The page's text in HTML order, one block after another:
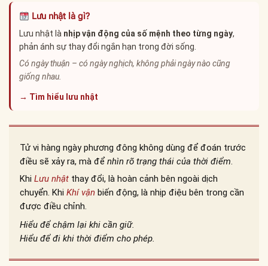
Lưu nhật là gì?
Lưu nhật là nhịp vận động của số mệnh theo từng ngày,
phản ánh sự thay đổi ngắn hạn trong đời sống.
Có ngày thuận – có ngày nghịch, không phải ngày nào cũng
giống nhau.
→ Tìm hiểu lưu nhật
Tử vi hàng ngày phương đông không dùng để đoán trước
điều sẽ xảy ra, mà để nhìn rõ trạng thái của thời điểm.
Khi Lưu nhật thay đổi, là hoàn cảnh bên ngoài dịch
chuyển. Khi Khí vận biến động, là nhịp điệu bên trong cần
được điều chỉnh.
Hiểu để chậm lại khi cần giữ.
Hiểu để đi khi thời điểm cho phép.